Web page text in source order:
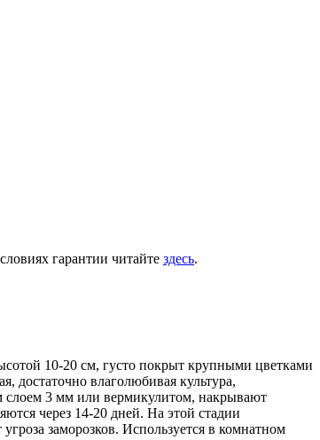
гарантии читайте здесь.
10-20 см, густо покрыт крупными цветками
достаточно влаголюбивая культура,
слоем 3 мм или вермикулитом, накрывают
через 14-20 дней. На этой стадии
заморозков. Используется в комнатном